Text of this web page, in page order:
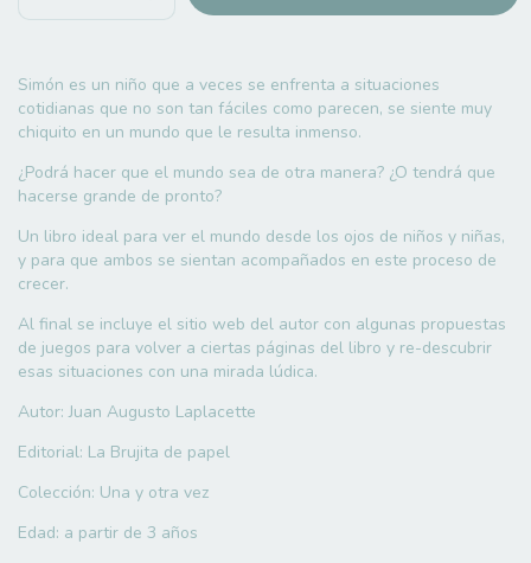
Simón es un niño que a veces se enfrenta a situaciones
cotidianas que no son tan fáciles como parecen, se siente muy
chiquito en un mundo que le resulta inmenso.
¿Podrá hacer que el mundo sea de otra manera? ¿O tendrá que
hacerse grande de pronto?
Un libro ideal para ver el mundo desde los ojos de niños y niñas,
y para que ambos se sientan acompañados en este proceso de
crecer.
Al final se incluye el sitio web del autor con algunas propuestas
de juegos para volver a ciertas páginas del libro y re-descubrir
esas situaciones con una mirada lúdica.
Autor: Juan Augusto Laplacette
Editorial: La Brujita de papel
Colección: Una y otra vez
Edad: a partir de 3 años